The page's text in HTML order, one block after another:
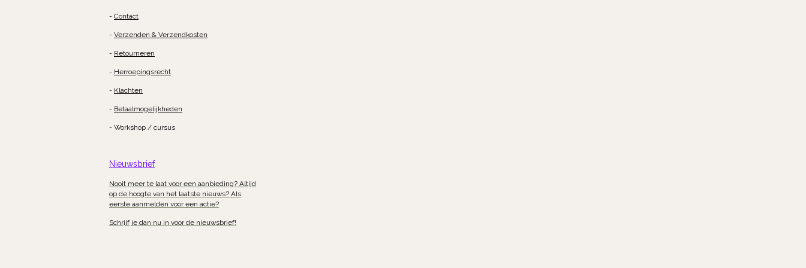
- Contact
- Verzenden & Verzendkosten
- Retourneren
- Herroepingsrecht
- Klachten
- Betaalmogelijkheden
- Workshop / cursus
Nieuwsbrief
Nooit meer te laat voor een aanbieding? Altijd
op de hoogte van het laatste nieuws? Als
eerste aanmelden voor een actie?
Schrijf je dan nu in voor de nieuwsbrief!